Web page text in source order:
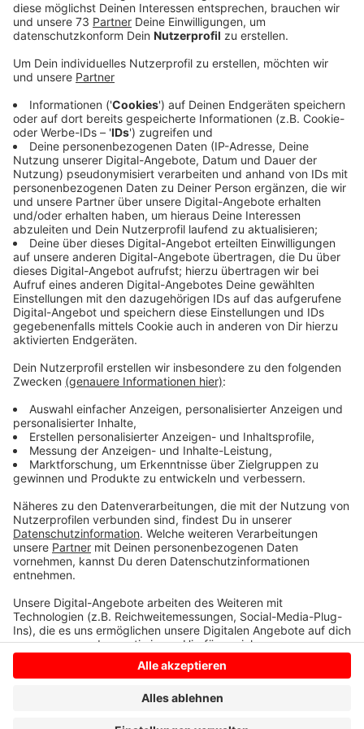
Anzeige
Einsatz von Kameras, Drohnen und KI
Anzeige
Heute und morgen führt die Stadt Rhede eine
umfassende Verkehrszählung durch. An wichtigen
Kreuzungen und Kreisverkehren werden Autos,
Motorräder und Lastwagen gezählt, ebenso wie
ihre Fahrtrichtungen. Die erhobenen Daten sollen dazu
dienen, das Verkehrsmodell der Stadt zu
aktualisieren und die Verkehrsbelastung in den Straßen
besser zu berechnen. Um die Verkehrsdaten zu
erfassen, werden Videokameras an
Lichtmasten installiert und Drohnen eingesetzt. Die
Intelligenz, die die anonymisierten Daten analysiert
und Kennzeichen nicht sichtbar, und alle Videodaten
werden nach der Auswertung vollständig gelöscht, um
den Datenschutz zu gewährleisten.
Anzeige
Anzeige